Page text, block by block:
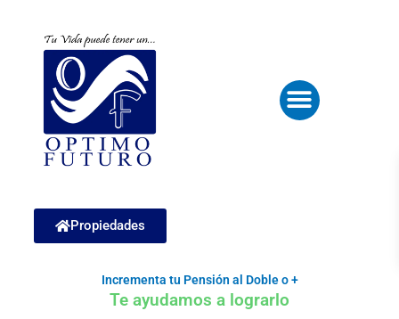
contenido
Menu
Propiedades
Incrementa tu Pensión al Doble o +
Te ayudamos a lograrlo